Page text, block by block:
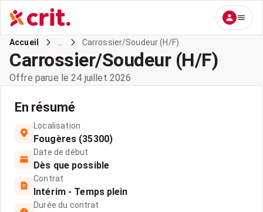
Accueil Carrossier/Soudeur (H/F)
Carrossier/Soudeur (H/F)
Offre parue le 24 juillet 2026
En résumé
Localisation
Fougères (35300)
Date de début
Dès que possible
Contrat
Intérim - Temps plein
Durée du contrat